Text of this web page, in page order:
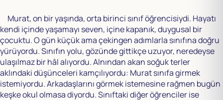
Murat, on bir yaşında, orta birinci sınıf öğrencisiydi. Hayatı
kendi içinde yaşamayı seven, içine kapanık, duygusal bir
çocuktu. O gün küçük ama çekingen adımlarla sınıfına doğru
yürüyordu. Sınıfın yolu, gözünde gittikçe uzuyor, neredeyse
ulaşılmaz bir hâl alıyordu. Alnından akan soğuk terler
aklındaki düşünceleri kamçılıyordu: Murat sınıfa girmek
istemiyordu. Arkadaşlarını görmek istemesine rağmen bugün
keşke okul olmasa diyordu. Sınıftaki diğer öğrenciler ise